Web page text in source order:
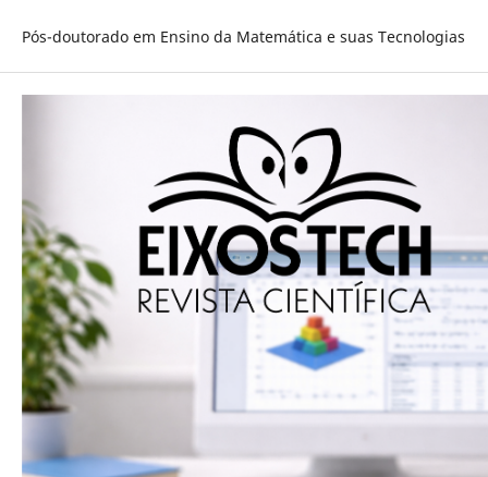
Pós-doutorado em Ensino da Matemática e suas Tecnologias